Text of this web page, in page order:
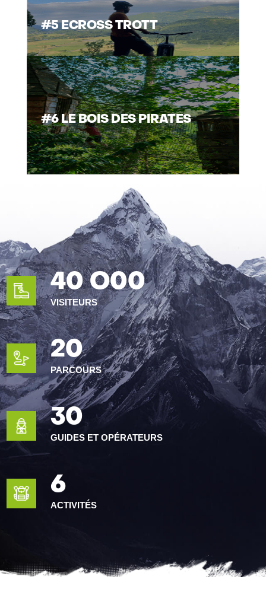
#5 ECROSS TROTT
#6 LE BOIS DES PIRATES
40 O00
VISITEURS
20
PARCOURS
30
GUIDES ET OPÉRATEURS
6
ACTIVITÉS